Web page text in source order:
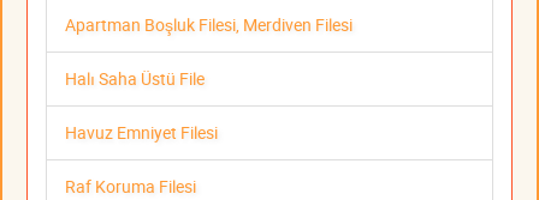
Apartman Boşluk Filesi, Merdiven Filesi
Halı Saha Üstü File
Havuz Emniyet Filesi
Raf Koruma Filesi